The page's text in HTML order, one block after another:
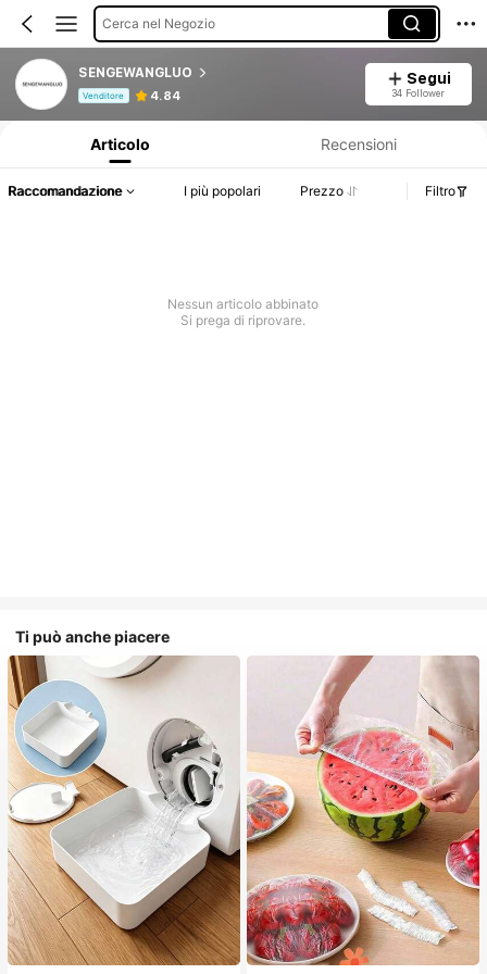
Cerca nel Negozio
SENGEWANGLUO
Venditore 4.84
Segui
34 Follower
Articolo Recensioni
Raccomandazione I più popolari Prezzo Filtro
Nessun articolo abbinato
Si prega di riprovare.
Ti può anche piacere